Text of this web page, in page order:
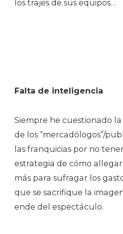
los trajes de sus equipos…
Falta de inteligencia
Siempre he cuestionado la
de los “mercadólogos”/
las franquicias por no
estrategia de cómo
más para sufragar los
que se sacrifique la
ende del espectáculo.